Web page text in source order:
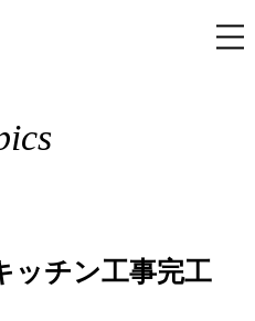
チン工事完工